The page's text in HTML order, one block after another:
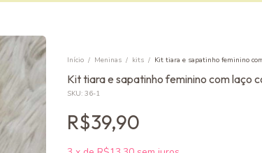
Início / Meninas / kits / Kit tiara e sapatinho feminino
Kit tiara e sapatinho feminino com laço
SKU: 36-1
R$39,90